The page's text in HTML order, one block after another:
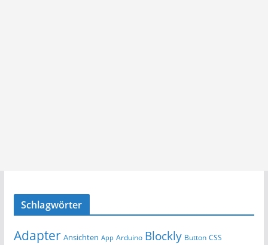
Schlagwörter
Adapter Ansichten App Arduino Blockly Button CSS